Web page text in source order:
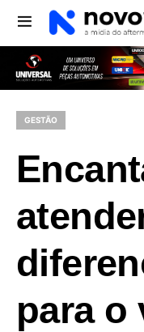
GESTÃO
para o